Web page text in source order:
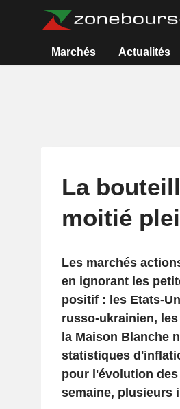
Marchés Actualités
La
moitié
Les marchés
en ignorant les
positif : les Etats-
russo-ukrainien,
la Maison Blanche
statistiques
pour l'évolution des
semaine, plusieurs